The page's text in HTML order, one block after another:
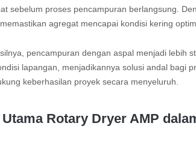
sebelum proses pencampuran berlangsung.
agregat mencapai kondisi kering
pencampuran dengan aspal menjadi lebih
lapangan, menjadikannya solusi andal bagi
keberhasilan proyek secara menyeluruh.
Rotary Dryer AMP